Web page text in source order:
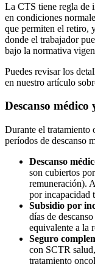
La CTS tiene regla de
en condiciones
que permiten el retiro,
donde el trabajador
bajo la normativa
Puedes revisar los
en nuestro artículo
Descanso médico
Durante el tratamiento
períodos de descanso
Descanso
son cubiertos
remuneración).
por incapacidad
Subsidio por
días de
equivalente a la
Seguro
con SCTR
tratamiento